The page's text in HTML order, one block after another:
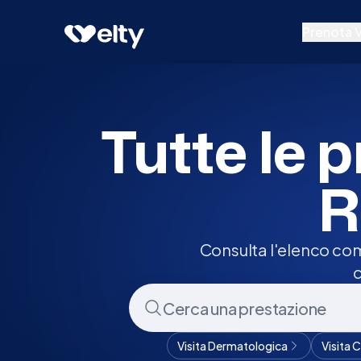
Prestazioni
Prenota visita
Tutte le
Consulta l'elenco
Visita Dermatologica Visita